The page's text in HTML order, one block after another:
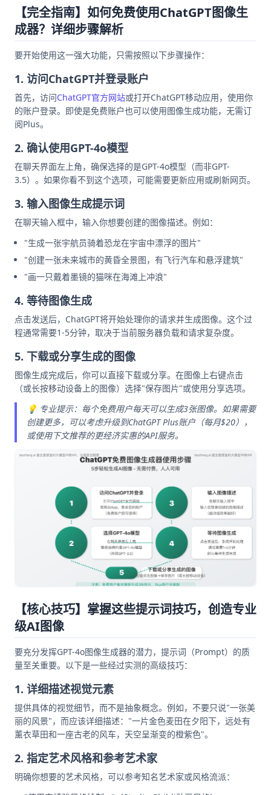
【完全指南】如何免费使用ChatGPT图像生
成器？详细步骤解析
要开始使用这一强大功能，只需按照以下步骤操作：
1. 访问ChatGPT并登录账户
首先，访问ChatGPT官方网站或打开ChatGPT移动应用，使用你
的账户登录。即使是免费账户也可以使用图像生成功能，无需订
阅Plus。
2. 确认使用GPT-4o模型
在聊天界面左上角，确保选择的是GPT-4o模型（而非GPT-
3.5）。如果你看不到这个选项，可能需要更新应用或刷新网页。
3. 输入图像生成提示词
在聊天输入框中，输入你想要创建的图像描述。例如：
"生成一张宇航员骑着恐龙在宇宙中漂浮的图片"
"创建一张未来城市的黄昏全景图，有飞行汽车和悬浮建筑"
"画一只戴着墨镜的猫咪在海滩上冲浪"
4. 等待图像生成
点击发送后，ChatGPT将开始处理你的请求并生成图像。这个过
程通常需要1-5分钟，取决于当前服务器负载和请求复杂度。
5. 下载或分享生成的图像
图像生成完成后，你可以直接下载或分享。在图像上右键点击
（或长按移动设备上的图像）选择"保存图片"或使用分享选项。
💡 专业提示：每个免费用户每天可以生成3张图像。如果需要
创建更多，可以考虑升级到ChatGPT Plus账户（每月$20），
或使用下文推荐的更经济实惠的API服务。
【核心技巧】掌握这些提示词技巧，创造专业
级AI图像
要充分发挥GPT-4o图像生成器的潜力，提示词（Prompt）的质
量至关重要。以下是一些经过实测的高级技巧：
1. 详细描述视觉元素
提供具体的视觉细节，而不是抽象概念。例如，不要只说"一张美
丽的风景"，而应该详细描述："一片金色麦田在夕阳下，远处有
薰衣草田和一座古老的风车，天空呈渐变的橙紫色"。
2. 指定艺术风格和参考艺术家
明确你想要的艺术风格，可以参考知名艺术家或风格流派：